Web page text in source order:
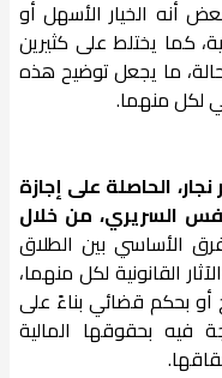
أنه الخيار الأسهل أو
كما يختلط على كثيرين
ما يجعل توضيح هذه
لكل منهما.
الحاصلة على إجازة
السريري، من خلال
الأساسي بين الطلاق
القانونية لكل منهما،
أو بحكم قضائي بناءً على
فيه بحقوقها المالية